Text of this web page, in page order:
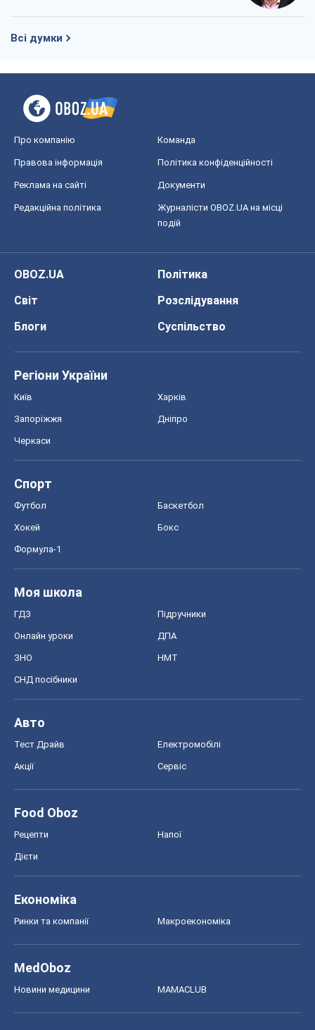
Всі думки
Про компанію Команда
Правова інформація Політика конфіденційності
Реклама на сайті Документи
Редакційна політика
Журналісти OBOZ.UA на місці
подій
OBOZ.UA
Політика
Світ
Розслідування
Блоги
Суспільство
Регіони України
Київ Харків
Запоріжжя Дніпро
Черкаси
Спорт
Футбол Баскетбол
Хокей Бокс
Формула-1
Моя школа
ГДЗ Підручники
Онлайн уроки ДПА
ЗНО НМТ
СНД посібники
Авто
Тест Драйв Електромобілі
Акції Сервіс
Food Oboz
Рецепти Напої
Дієти
Економіка
Ринки та компанії Макроекономіка
MedOboz
Новини медицини MAMACLUB